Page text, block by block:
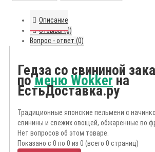
Описание
Отзывы (0)
Вопрос - ответ (0)
Гедза со свининой
поменю Wokkerна
ЕстьДоставка.ру
Традиционные японские пельмени с
свинины и свежих овощей, обжаренные во
Нет вопросов об этом товаре.
Показано с 0 по 0 из 0 (всего 0 страниц)